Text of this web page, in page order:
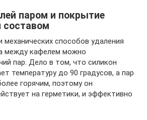
паром и покрытие
механических способов удаления
между кафелем можно
пар. Дело в том, что силикон
температуру до 90 градусов, а пар
горячим, поэтому он
на герметики, и эффективно